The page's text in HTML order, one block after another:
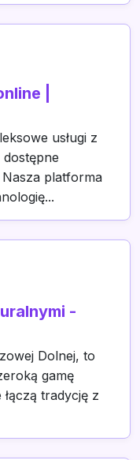
|
usługi z
platforma
-
Dolnej, to
gamę
tradycję z